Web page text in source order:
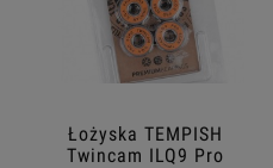
Łożyska TEMPISH
Twincam ILQ9 Pro